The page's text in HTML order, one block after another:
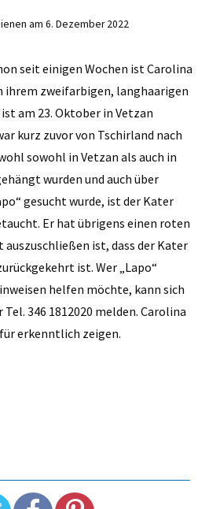
am 6. Dezember 2022
seit einigen Wochen ist Carolina
ihrem zweifarbigen, langhaarigen
am 23. Oktober in Vetzan
kurz zuvor von Tschirland nach
sowohl in Vetzan als auch in
wurden und auch über
gesucht wurde, ist der Kater
Er hat übrigens einen roten
auszuschließen ist, dass der Kater
ist. Wer „Lapo“
helfen möchte, kann sich
346 1812020 melden. Carolina
erkenntlich zeigen.